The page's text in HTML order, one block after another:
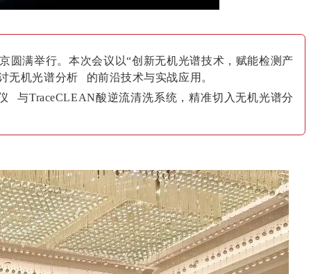
圆满举行。本次会议以“创新无机光谱技术，赋能检测产
无机光谱分析
的前沿技术与实战应用。
与TraceCLEAN酸逆流清洗系统 ，精准切入无机光谱分